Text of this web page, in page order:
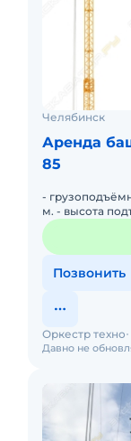
Челябинск
Аренда
85
- грузоподъёмность – 6 тн. -
м. - высота подъёма при горизонтальной стреле – 32 м.
- высота
Позвонить
Давно не
Оркестр техно